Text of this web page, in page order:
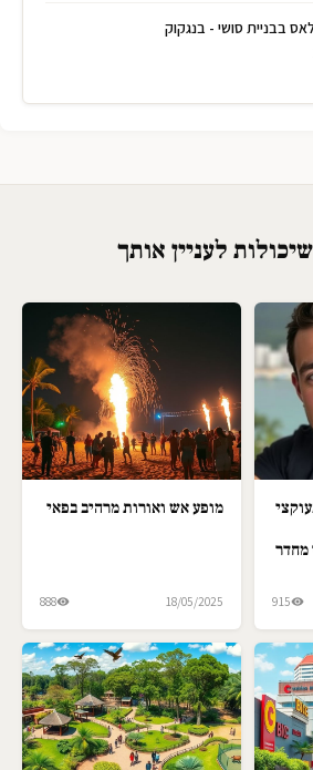
בבניית סושי - בנגקוק
לעניין אותך
בעוקצי
מחדר
915
מופע אש ואורות מרהיב בפאי
18/05/2025
888